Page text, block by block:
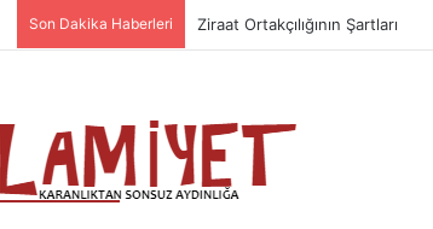
Son Dakika Haberleri Ziraat Ortakçılığının Şartları